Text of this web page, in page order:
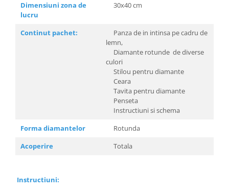
Dimensiuni zona de
lucru
30x40 cm
Continut pachet:
Panza de in intinsa pe cadru de
lemn,
Diamante rotunde de diverse
culori
Stilou pentru diamante
Ceara
Tavita pentru diamante
Penseta
Instructiuni si schema
Forma diamantelor
Rotunda
Acoperire
Totala
Instructiuni: